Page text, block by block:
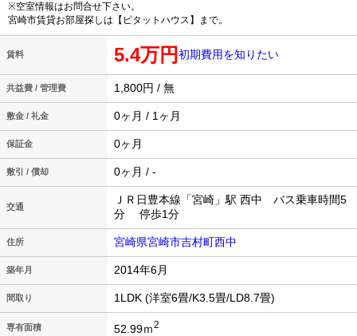
※空室情報はお問合せ下さい。
宮崎市賃貸お部屋探しは【ピタットハウス】まで。
賃料 5.4万円 初期費用を知りたい
共益費 / 管理費 1,800円 / 無
敷金 / 礼金 0ヶ月 / 1ヶ月
保証金 0ヶ月
敷引 / 償却 0ヶ月 / -
交通
ＪＲ日豊本線「宮崎」駅 西中 バス乗車時間5
分 停歩1分
住所 宮崎県宮崎市吉村町西中
築年月 2014年6月
間取り 1LDK (洋室6畳/K3.5畳/LD8.7畳)
専有面積 52.99ｍ2